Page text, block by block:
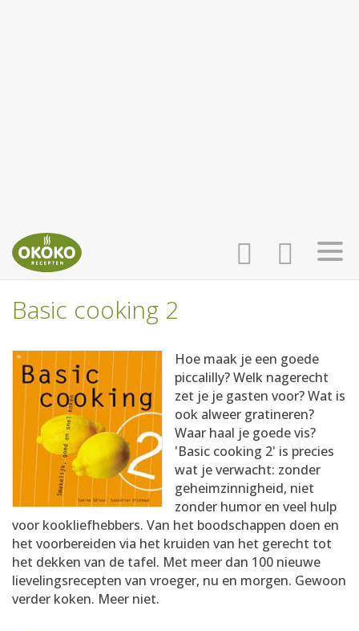
AANMELDEN
HOME
RECEPTEN
WEEKMENU'S
KOOKBOEKEN
Basic cooking 2
Hoe maak je een goede
piccalilly? Welk nagerecht
zet je je gasten voor? Wat is
ook alweer gratineren?
Waar haal je goede vis?
'Basic cooking 2' is precies
wat je verwacht: zonder
geheimzinnigheid, niet
zonder humor en veel hulp
voor kookliefhebbers. Van het boodschappen doen en
het voorbereiden via het kruiden van het gerecht tot
het dekken van de tafel. Met meer dan 100 nieuwe
lievelingsrecepten van vroeger, nu en morgen. Gewoon
verder koken. Meer niet.